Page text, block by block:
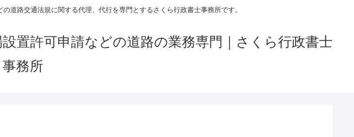
道路交通法規に関する代理、代行を専門とするさくら行政書士事務所です。
置許可申請などの道路の業務専門｜さくら行政書士
事務所